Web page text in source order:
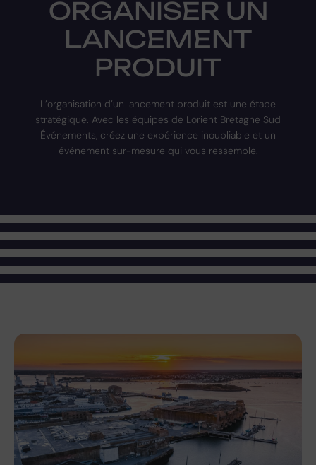
ORGANISER UN
LANCEMENT
PRODUIT
L’organisation d’un lancement produit est une étape
stratégique. Avec les équipes de Lorient Bretagne Sud
Événements, créez une expérience inoubliable et un
événement sur-mesure qui vous ressemble.